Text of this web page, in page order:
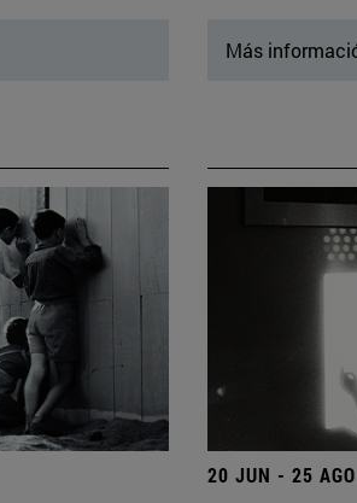
Más
20 JUN - 25 AGO